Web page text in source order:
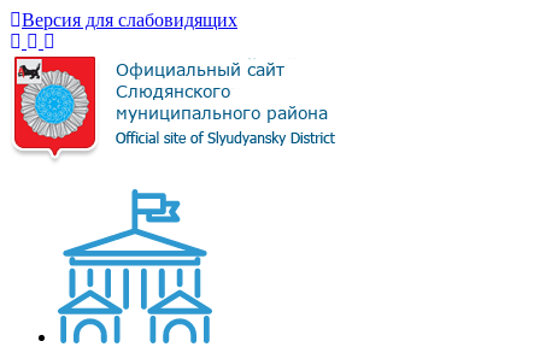
Версия для слабовидящих